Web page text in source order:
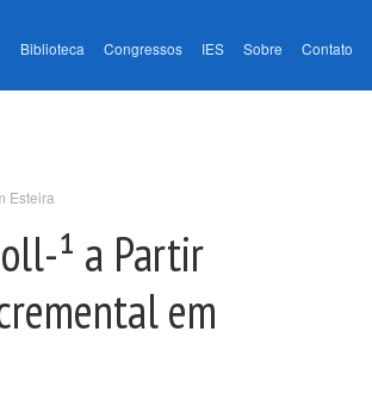
Biblioteca Congressos IES Sobre Contato
Esteira
¹ a Partir
em